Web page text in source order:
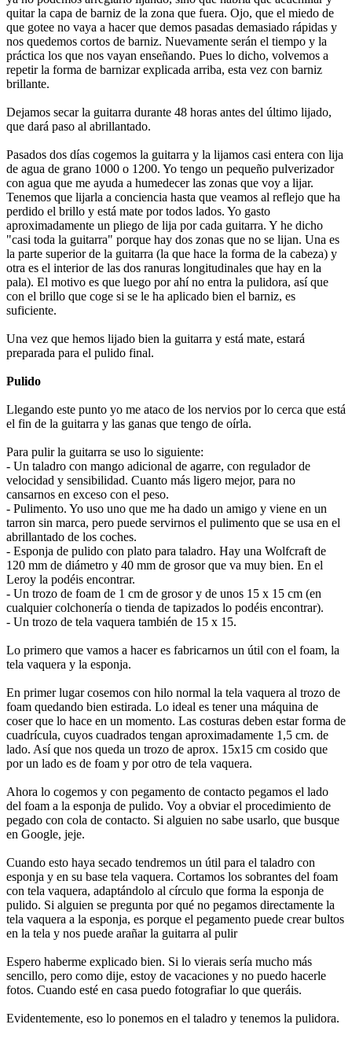
quitar la capa de barniz de la zona que fuera. Ojo, que el miedo de
que gotee no vaya a hacer que demos pasadas demasiado rápidas y
nos quedemos cortos de barniz. Nuevamente serán el tiempo y la
práctica los que nos vayan enseñando. Pues lo dicho, volvemos a
repetir la forma de barnizar explicada arriba, esta vez con barniz
brillante.
Dejamos secar la guitarra durante 48 horas antes del último lijado,
que dará paso al abrillantado.
Pasados dos días cogemos la guitarra y la lijamos casi entera con lija
de agua de grano 1000 o 1200. Yo tengo un pequeño pulverizador
con agua que me ayuda a humedecer las zonas que voy a lijar.
Tenemos que lijarla a conciencia hasta que veamos al reflejo que ha
perdido el brillo y está mate por todos lados. Yo gasto
aproximadamente un pliego de lija por cada guitarra. Y he dicho
"casi toda la guitarra" porque hay dos zonas que no se lijan. Una es
la parte superior de la guitarra (la que hace la forma de la cabeza) y
otra es el interior de las dos ranuras longitudinales que hay en la
pala). El motivo es que luego por ahí no entra la pulidora, así que
con el brillo que coge si se le ha aplicado bien el barniz, es
suficiente.
Una vez que hemos lijado bien la guitarra y está mate, estará
preparada para el pulido final.
Pulido
Llegando este punto yo me ataco de los nervios por lo cerca que está
el fin de la guitarra y las ganas que tengo de oírla.
Para pulir la guitarra se uso lo siguiente:
- Un taladro con mango adicional de agarre, con regulador de
velocidad y sensibilidad. Cuanto más ligero mejor, para no
cansarnos en exceso con el peso.
- Pulimento. Yo uso uno que me ha dado un amigo y viene en un
tarron sin marca, pero puede servirnos el pulimento que se usa en el
abrillantado de los coches.
- Esponja de pulido con plato para taladro. Hay una Wolfcraft de
120 mm de diámetro y 40 mm de grosor que va muy bien. En el
Leroy la podéis encontrar.
- Un trozo de foam de 1 cm de grosor y de unos 15 x 15 cm (en
cualquier colchonería o tienda de tapizados lo podéis encontrar).
- Un trozo de tela vaquera también de 15 x 15.
Lo primero que vamos a hacer es fabricarnos un útil con el foam, la
tela vaquera y la esponja.
En primer lugar cosemos con hilo normal la tela vaquera al trozo de
foam quedando bien estirada. Lo ideal es tener una máquina de
coser que lo hace en un momento. Las costuras deben estar forma de
cuadrícula, cuyos cuadrados tengan aproximadamente 1,5 cm. de
lado. Así que nos queda un trozo de aprox. 15x15 cm cosido que
por un lado es de foam y por otro de tela vaquera.
Ahora lo cogemos y con pegamento de contacto pegamos el lado
del foam a la esponja de pulido. Voy a obviar el procedimiento de
pegado con cola de contacto. Si alguien no sabe usarlo, que busque
en Google, jeje.
Cuando esto haya secado tendremos un útil para el taladro con
esponja y en su base tela vaquera. Cortamos los sobrantes del foam
con tela vaquera, adaptándolo al círculo que forma la esponja de
pulido. Si alguien se pregunta por qué no pegamos directamente la
tela vaquera a la esponja, es porque el pegamento puede crear bultos
en la tela y nos puede arañar la guitarra al pulir
Espero haberme explicado bien. Si lo vierais sería mucho más
sencillo, pero como dije, estoy de vacaciones y no puedo hacerle
fotos. Cuando esté en casa puedo fotografiar lo que queráis.
Evidentemente, eso lo ponemos en el taladro y tenemos la pulidora.